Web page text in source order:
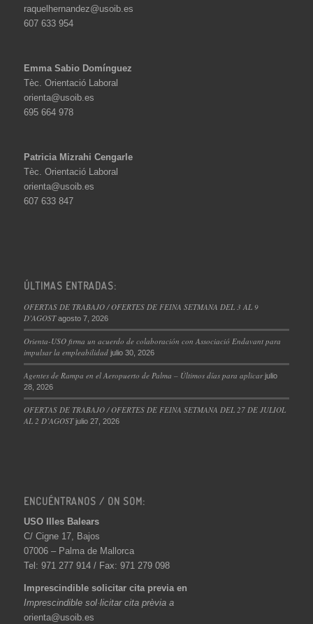
raquelhernandez@usoib.es
607 633 954
Emma Sabio Domínguez
Tèc. Orientació Laboral
orienta@usoib.es
695 664 978
Patricia Mizrahi Cengarle
Tèc. Orientació Laboral
orienta@usoib.es
607 633 847
ÚLTIMAS ENTRADAS:
OFERTAS DE TRABAJO / OFERTES DE FEINA SETMANA DEL 3 AL 9
D’AGOST agosto 7, 2026
Orienta-USO firma un acuerdo de colaboración con Associació Endavant para
impulsar la empleabilidad julio 30, 2026
Agentes de Rampa en el Aeropuerto de Palma – Últimos días para aplicar julio
28, 2026
OFERTAS DE TRABAJO / OFERTES DE FEINA SETMANA DEL 27 DE JULIOL
AL 2 D’AGOST julio 27, 2026
ENCUÉNTRANOS / ON SOM:
USO Illes Balears
C/ Cigne 17, Bajos
07006 – Palma de Mallorca
Tel: 971 277 914 / Fax: 971 279 098
Imprescindible solicitar cita previa en
Imprescindible sol·licitar cita prèvia a
orienta@usoib.es